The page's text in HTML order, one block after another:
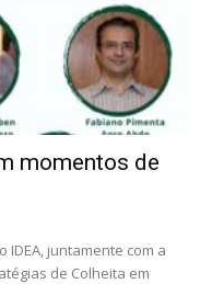
momentos de
IDEA, juntamente com a
de Colheita em